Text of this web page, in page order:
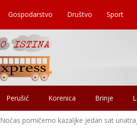
Gospodarstvo Društvo Sport
Perušić Korenica Brinje
Noćas pomičemo kazaljke jedan sat